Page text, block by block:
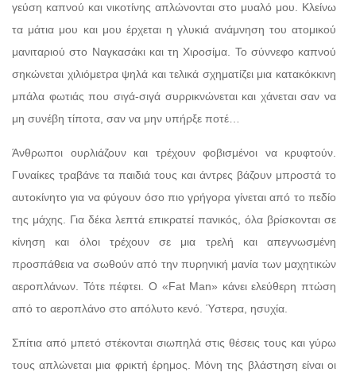
γεύση καπνού και νικοτίνης απλώνονται στο μυαλό μου. Κλείνω
τα μάτια μου και μου έρχεται η γλυκιά ανάμνηση του ατομικού
μανιταριού στο Ναγκασάκι και τη Χιροσίμα. Το σύννεφο καπνού
σηκώνεται χιλιόμετρα ψηλά και τελικά σχηματίζει μια κατακόκκινη
μπάλα φωτιάς που σιγά-σιγά συρρικνώνεται και χάνεται σαν να
μη συνέβη τίποτα, σαν να μην υπήρξε ποτέ…
Άνθρωποι ουρλιάζουν και τρέχουν φοβισμένοι να κρυφτούν.
Γυναίκες τραβάνε τα παιδιά τους και άντρες βάζουν μπροστά το
αυτοκίνητο για να φύγουν όσο πιο γρήγορα γίνεται από το πεδίο
της μάχης. Για δέκα λεπτά επικρατεί πανικός, όλα βρίσκονται σε
κίνηση και όλοι τρέχουν σε μια τρελή και απεγνωσμένη
προσπάθεια να σωθούν από την πυρηνική μανία των μαχητικών
αεροπλάνων. Τότε πέφτει. Ο «Fat Man» κάνει ελεύθερη πτώση
από το αεροπλάνο στο απόλυτο κενό. Ύστερα, ησυχία.
Σπίτια από μπετό στέκονται σιωπηλά στις θέσεις τους και γύρω
τους απλώνεται μια φρικτή έρημος. Μόνη της βλάστηση είναι οι